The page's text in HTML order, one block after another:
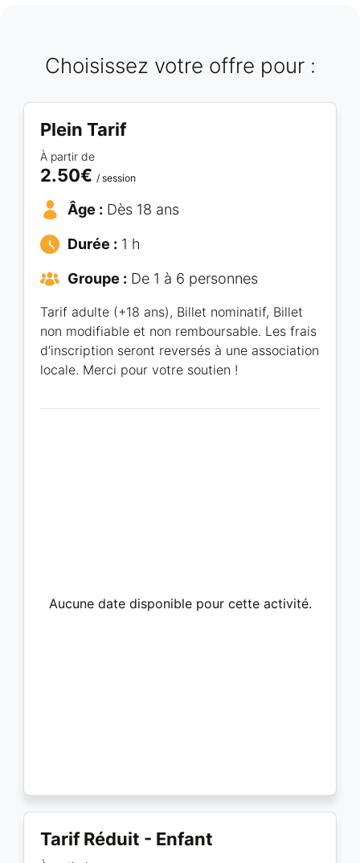
Choisissez votre offre pour :
Plein Tarif
À partir de
2.50€ / session
Âge : Dès 18 ans
Durée : 1 h
Groupe : De 1 à 6 personnes
Tarif adulte (+18 ans), Billet nominatif, Billet
non modifiable et non remboursable. Les frais
d’inscription seront reversés à une association
locale. Merci pour votre soutien !
Aucune date disponible pour cette activité.
Tarif Réduit - Enfant